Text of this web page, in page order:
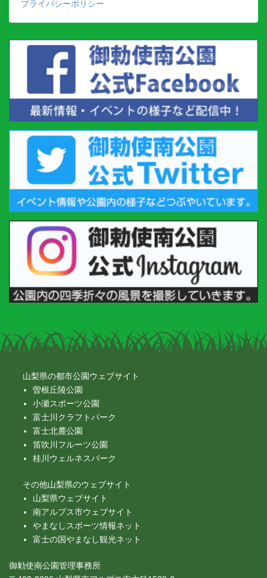
プライバシーポリシー
山梨県の都市公園ウェブサイト
曽根丘陵公園
小瀬スポーツ公園
富士川クラフトパーク
富士北麓公園
笛吹川フルーツ公園
桂川ウェルネスパーク
その他山梨県のウェブサイト
山梨県ウェブサイト
南アルプス市ウェブサイト
やまなしスポーツ情報ネット
富士の国やまなし観光ネット
御勅使南公園管理事務所